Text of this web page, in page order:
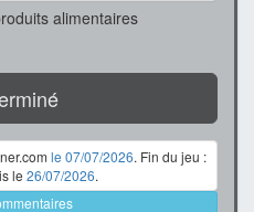
alimentaires
le 07/07/2026. Fin du jeu :
le 26/07/2026.